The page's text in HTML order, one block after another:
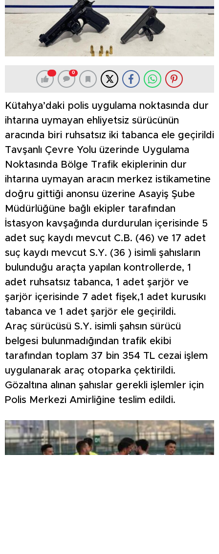
0
Kütahya’daki polis uygulama noktasında dur
ihtarına uymayan ehliyetsiz sürücünün
aracında biri ruhsatsız iki tabanca ele geçirildi
Tavşanlı Çevre Yolu üzerinde Uygulama
Noktasında Bölge Trafik ekiplerinin dur
ihtarına uymayan aracın merkez istikametine
doğru gittiği anonsu üzerine Asayiş Şube
Müdürlüğüne bağlı ekipler tarafından
İstasyon kavşağında durdurulan içerisinde 5
adet suç kaydı mevcut C.B. (46) ve 17 adet
suç kaydı mevcut S.Y. (36 ) isimli şahısların
bulunduğu araçta yapılan kontrollerde, 1
adet ruhsatsız tabanca, 1 adet şarjör ve
şarjör içerisinde 7 adet fişek,1 adet kurusıkı
tabanca ve 1 adet şarjör ele geçirildi.
Araç sürücüsü S.Y. isimli şahsın sürücü
belgesi bulunmadığından trafik ekibi
tarafından toplam 37 bin 354 TL cezai işlem
uygulanarak araç otoparka çektirildi.
Gözaltına alınan şahıslar gerekli işlemler için
Polis Merkezi Amirliğine teslim edildi.